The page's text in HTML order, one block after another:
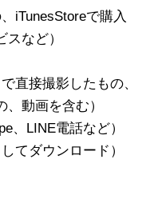
iTunesStoreで購入
など）
直接撮影したもの、
動画を含む）
、LINE電話など）
てダウンロード）